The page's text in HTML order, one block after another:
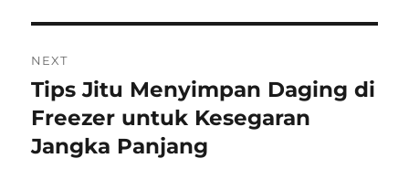
NEXT
Next
post:
Tips Jitu Menyimpan Daging di
Freezer untuk Kesegaran
Jangka Panjang